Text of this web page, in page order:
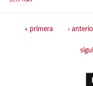
« primera ‹